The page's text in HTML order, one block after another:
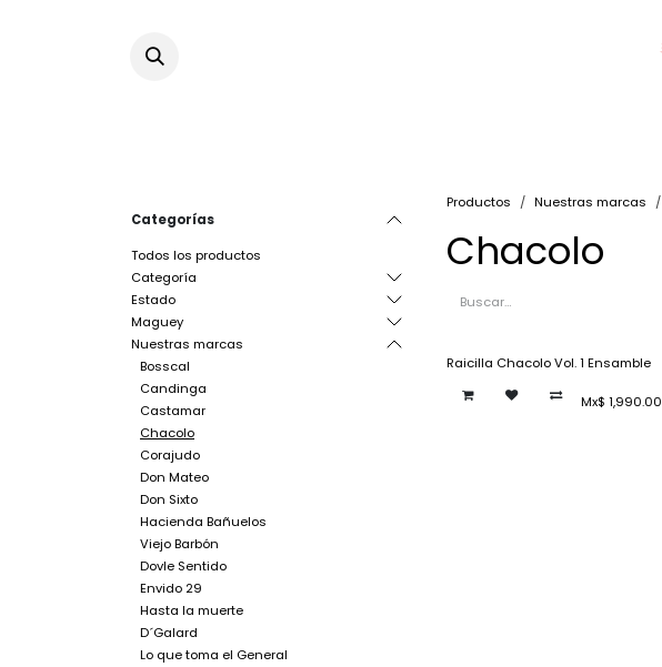
Categorías
Todos los productos
Categoría
Estado
Maguey
Nuestras marcas
Bosscal
Candinga
Castamar
Chacolo
Corajudo
Don Mateo
Don Sixto
Hacienda Bañuelos
Viejo Barbón
Dovle Sentido
Envido 29
Hasta la muerte
D´Galard
Lo que toma el General
Productos Nuestras marcas
Chacolo
Raicilla Chacolo Vol. 1 Ensamble
Mx$1,990.00